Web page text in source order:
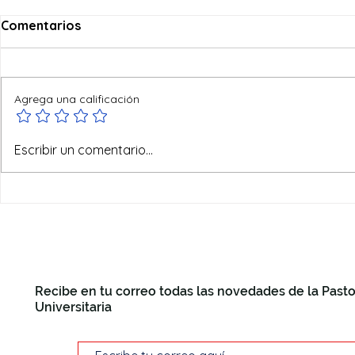
Visita Pastoral a la
Comentarios
Agrega una calificación
Escribir un comentario...
Recibe en tu correo todas las novedades de la
Universitaria